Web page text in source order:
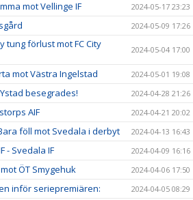
mot Vellinge IF 2024-05-17 23:23
2024-05-09 17:26
tung förlust mot FC City
2024-05-04 17:00
mot Västra Ingelstad 2024-05-01 19:08
besegrades! 2024-04-28 21:26
AIF 2024-04-21 20:02
föll mot Svedala i derbyt 2024-04-13 16:43
- Svedala IF 2024-04-09 16:16
ÖT Smygehuk 2024-04-06 17:50
inför seriepremiären: 2024-04-05 08:29